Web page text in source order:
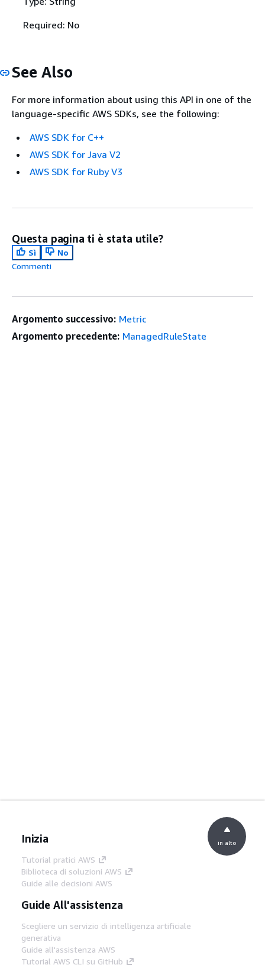
Required: No
See Also
For more information about using this API in one of the
language-specific AWS SDKs, see the following:
AWS SDK for C++
AWS SDK for Java V2
AWS SDK for Ruby V3
Questa pagina ti è stata utile?
Sì
No
Commenti
Argomento successivo: Metric
Argomento precedente: ManagedRuleState
Inizia
Tutorial pratici AWS
Biblioteca di soluzioni AWS
Guide alle decisioni AWS
Guide All'assistenza
Scegliere un servizio di intelligenza artificiale
generativa
Guide all'assistenza AWS
Tutorial AWS CLI su GitHub
in alto